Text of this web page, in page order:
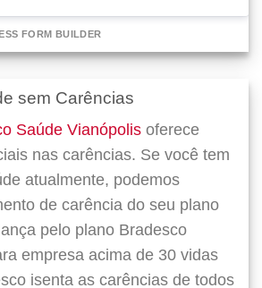
FORM BUILDER
sem Carências
Saúde Vianópolis oferece
nas carências. Se você tem
atualmente, podemos
de carência do seu plano
pelo plano Bradesco
empresa acima de 30 vidas
isenta as carências de todos